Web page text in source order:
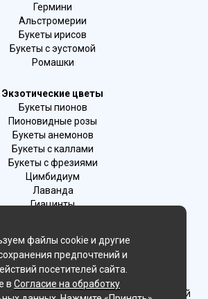
Гермини
Альстромерии
Букеты ирисов
Букеты с эустомой
Ромашки
Экзотические цветы
Букеты пионов
Пионовидные розы
Букеты анемонов
Букеты с каллами
Букеты с фрезиями
Цимбидиум
Лаванда
Гиацинты
в соц. сетях:
г. Иркутск ул.Ленина 25
цветов, 2012-2026ИП Рыжков Евгений
файлы cookie и другие
предпочтений и
посетителей сайта.
в Согласие на обработку